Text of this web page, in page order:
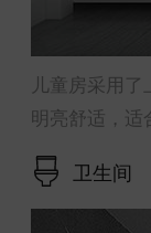
儿童房采用
明亮舒适，适
卫生间